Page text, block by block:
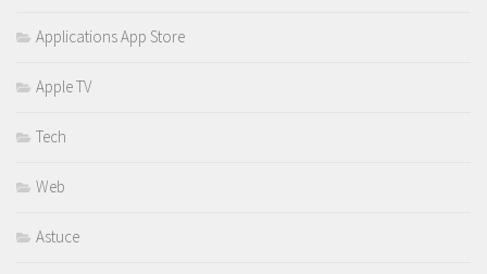
Applications App Store
Apple TV
Tech
Web
Astuce